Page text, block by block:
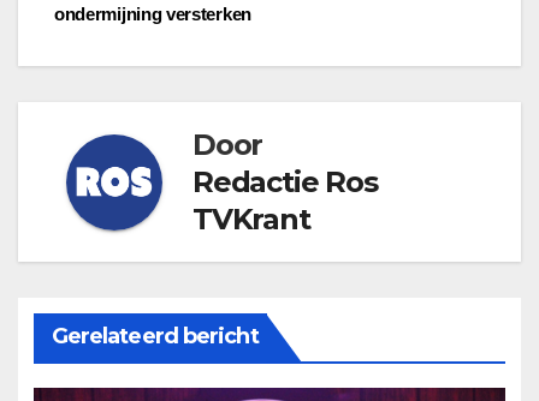
ondermijning versterken
Door
Redactie Ros
TVKrant
Gerelateerd bericht